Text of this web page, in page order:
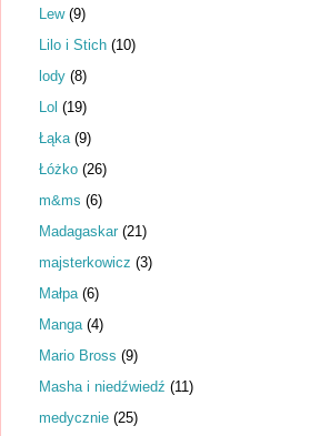
Lew (9)
Lilo i Stich (10)
lody (8)
Lol (19)
Łąka (9)
Łóżko (26)
m&ms (6)
Madagaskar (21)
majsterkowicz (3)
Małpa (6)
Manga (4)
Mario Bross (9)
Masha i niedźwiedź (11)
medycznie (25)